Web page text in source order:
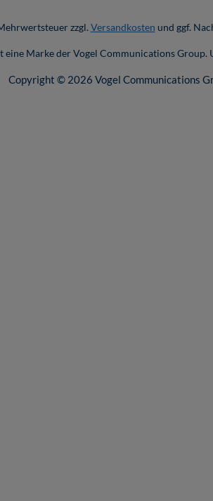
zzgl. Versandkosten und ggf.
Marke der Vogel Communications Group.
Copyright © 2026 Vogel Communications